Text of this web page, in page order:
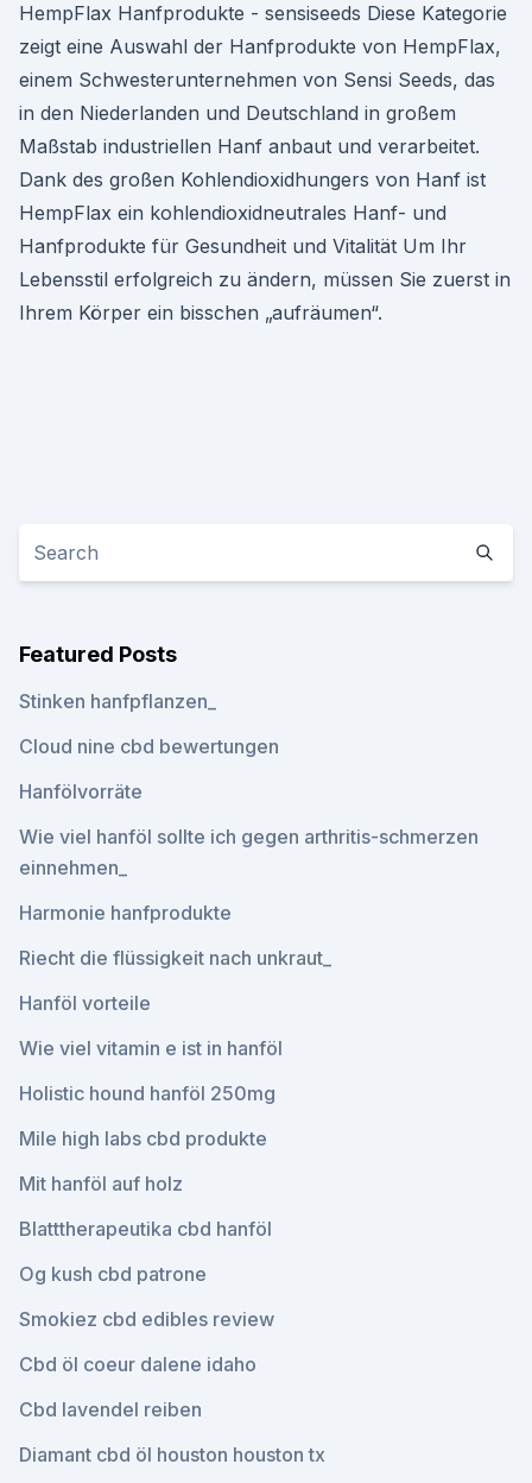
HempFlax Hanfprodukte - sensiseeds Diese Kategorie
zeigt eine Auswahl der Hanfprodukte von HempFlax,
einem Schwesterunternehmen von Sensi Seeds, das
in den Niederlanden und Deutschland in großem
Maßstab industriellen Hanf anbaut und verarbeitet.
Dank des großen Kohlendioxidhungers von Hanf ist
HempFlax ein kohlendioxidneutrales Hanf- und
Hanfprodukte für Gesundheit und Vitalität Um Ihr
Lebensstil erfolgreich zu ändern, müssen Sie zuerst in
Ihrem Körper ein bisschen „aufräumen“.
Featured Posts
Stinken hanfpflanzen_
Cloud nine cbd bewertungen
Hanfölvorräte
Wie viel hanföl sollte ich gegen arthritis-schmerzen
einnehmen_
Harmonie hanfprodukte
Riecht die flüssigkeit nach unkraut_
Hanföl vorteile
Wie viel vitamin e ist in hanföl
Holistic hound hanföl 250mg
Mile high labs cbd produkte
Mit hanföl auf holz
Blatttherapeutika cbd hanföl
Og kush cbd patrone
Smokiez cbd edibles review
Cbd öl coeur dalene idaho
Cbd lavendel reiben
Diamant cbd öl houston houston tx